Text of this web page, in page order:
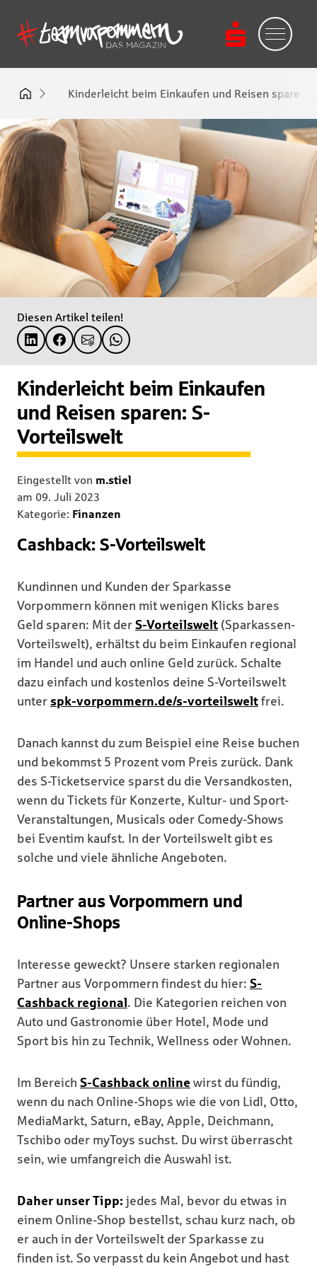
Kinderleicht beim Einkaufen und Reisen sparen:
Diesen Artikel teilen!
Kinderleicht beim Einkaufen
und Reisen sparen: S-
Vorteilswelt
Eingestellt von m.stiel
am 09. Juli 2023
Kategorie: Finanzen
Cashback: S-Vorteilswelt
Kundinnen und Kunden der Sparkasse
Vorpommern können mit wenigen Klicks bares
Geld sparen: Mit der S-Vorteilswelt (Sparkassen-
Vorteilswelt), erhältst du beim Einkaufen regional
im Handel und auch online Geld zurück. Schalte
dazu einfach und kostenlos deine S-Vorteilswelt
unter spk-vorpommern.de/s-vorteilswelt frei.
Danach kannst du zum Beispiel eine Reise buchen
und bekommst 5 Prozent vom Preis zurück. Dank
des S-Ticketservice sparst du die Versandkosten,
wenn du Tickets für Konzerte, Kultur- und Sport-
Veranstaltungen, Musicals oder Comedy-Shows
bei Eventim kaufst. In der Vorteilswelt gibt es
solche und viele ähnliche Angeboten.
Partner aus Vorpommern und
Online-Shops
Interesse geweckt? Unsere starken regionalen
Partner aus Vorpommern findest du hier: S-
Cashback regional . Die Kategorien reichen von
Auto und Gastronomie über Hotel, Mode und
Sport bis hin zu Technik, Wellness oder Wohnen.
Im Bereich S-Cashback online wirst du fündig,
wenn du nach Online-Shops wie die von Lidl, Otto,
MediaMarkt, Saturn, eBay, Apple, Deichmann,
Tschibo oder myToys suchst. Du wirst überrascht
sein, wie umfangreich die Auswahl ist.
Daher unser Tipp: jedes Mal, bevor du etwas in
einem Online-Shop bestellst, schau kurz nach, ob
er auch in der Vorteilswelt der Sparkasse zu
finden ist. So verpasst du kein Angebot und hast